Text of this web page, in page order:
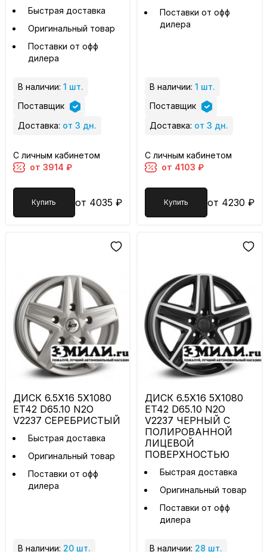
Быстрая доставка
Оригинальный товар
Поставки от офф
дилера
В наличии: 1 шт.
Поставщик
Доставка: от 3 дн.
С личным кабинетом
от 3914 ₽
Купить от 4035 ₽
Поставки от офф
дилера
В наличии: 1 шт.
Поставщик
Доставка: от 3 дн.
С личным кабинетом
от 4103 ₽
Купить от 4230 ₽
ДИСК 6.5X16 5X1080
ET42 D65.10 N2O
V2237 СЕРЕБРИСТЫЙ
Быстрая доставка
Оригинальный товар
Поставки от офф
дилера
В наличии: 20 шт.
ДИСК 6.5X16 5X1080
ET42 D65.10 N2O
V2237 ЧЕРНЫЙ С
ПОЛИРОВАННОЙ
ЛИЦЕВОЙ
ПОВЕРХНОСТЬЮ
Быстрая доставка
Оригинальный товар
Поставки от офф
дилера
В наличии: 28 шт.